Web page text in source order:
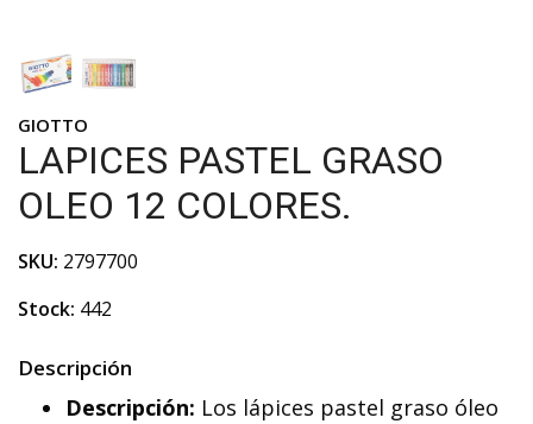
GIOTTO
LAPICES PASTEL GRASO
OLEO 12 COLORES.
SKU: 2797700
Stock: 442
Descripción
Descripción: Los lápices pastel graso óleo